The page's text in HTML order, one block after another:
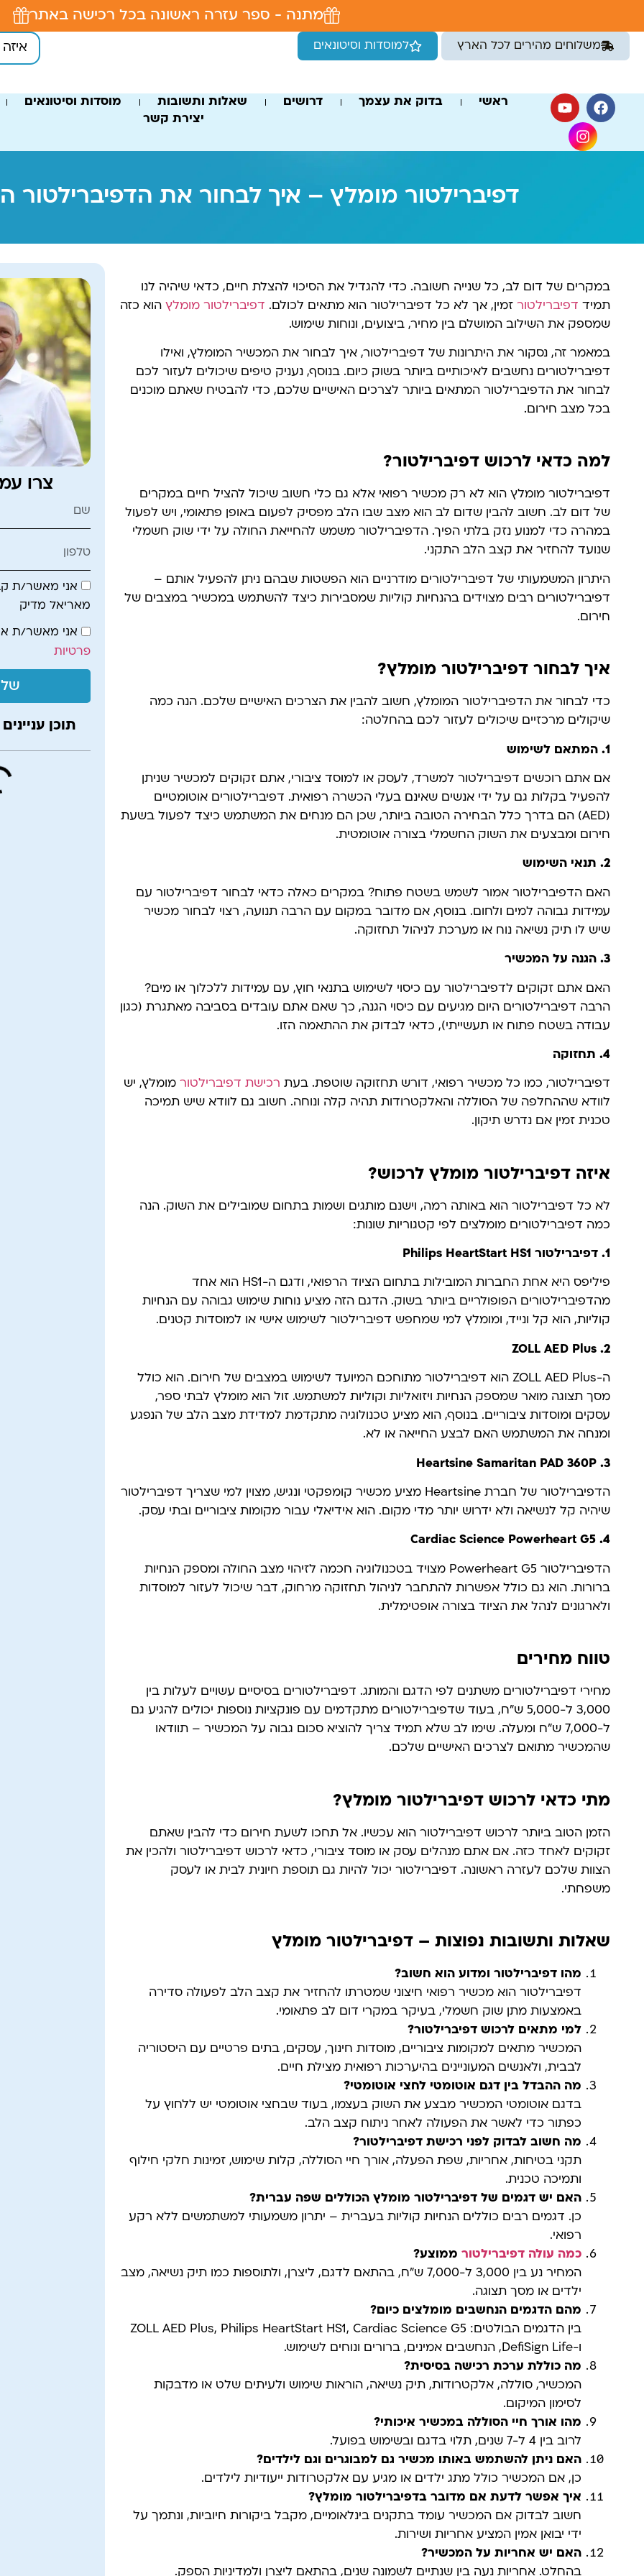
מתנה - ספר עזרה ראשונה בכל רכישה באתר
משלוחים מהירים לכל הארץ למוסדות וסיטונאים
ראשי בדוק את עצמך דרושים שאלות ותשובות
מוסדות וסיטונאים
יצירת קשר
דפיברילטור מומלץ – איך לבחור את הדפיברילטור
במקרים של דום לב, כל שנייה חשובה. כדי להגדיל את הסיכוי להצלת חיים, כדאי שיהיה לנו
תמיד דפיברילטור זמין, אך לא כל דפיברילטור הוא מתאים לכולם. דפיברילטור מומלץ הוא כזה
שמספק את השילוב המושלם בין מחיר, ביצועים, ונוחות שימוש.
במאמר זה, נסקור את היתרונות של דפיברילטור, איך לבחור את המכשיר המומלץ, ואילו
דפיברילטורים נחשבים לאיכותיים ביותר בשוק כיום. בנוסף, נעניק טיפים שיכולים לעזור לכם
לבחור את הדפיברילטור המתאים ביותר לצרכים האישיים שלכם, כדי להבטיח שאתם מוכנים
בכל מצב חירום.
למה כדאי לרכוש דפיברילטור?
דפיברילטור מומלץ הוא לא רק מכשיר רפואי אלא גם כלי חשוב שיכול להציל חיים במקרים
של דום לב. חשוב להבין שדום לב הוא מצב שבו הלב מפסיק לפעום באופן פתאומי, ויש לפעול
במהרה כדי למנוע נזק בלתי הפיך. הדפיברילטור משמש להחייאת החולה על ידי שוק חשמלי
שנועד להחזיר את קצב הלב התקני.
היתרון המשמעותי של דפיברילטורים מודרניים הוא הפשטות שבהם ניתן להפעיל אותם –
דפיברילטורים רבים מצוידים בהנחיות קוליות שמסבירות כיצד להשתמש במכשיר במצבים של
חירום.
איך לבחור דפיברילטור מומלץ?
כדי לבחור את הדפיברילטור המומלץ, חשוב להבין את הצרכים האישיים שלכם. הנה כמה
שיקולים מרכזיים שיכולים לעזור לכם בהחלטה:
1. המתאם לשימוש
אם אתם רוכשים דפיברילטור למשרד, לעסק או למוסד ציבורי, אתם זקוקים למכשיר שניתן
להפעיל בקלות גם על ידי אנשים שאינם בעלי הכשרה רפואית. דפיברילטורים אוטומטיים
(AED) הם בדרך כלל הבחירה הטובה ביותר, שכן הם מנחים את המשתמש כיצד לפעול בשעת
חירום ומבצעים את השוק החשמלי בצורה אוטומטית.
2. תנאי השימוש
האם הדפיברילטור אמור לשמש בשטח פתוח? במקרים כאלה כדאי לבחור דפיברילטור עם
עמידות גבוהה למים ולחום. בנוסף, אם מדובר במקום עם הרבה תנועה, רצוי לבחור מכשיר
שיש לו תיק נשיאה נוח או מערכת לניהול תחזוקה.
3. הגנה על המכשיר
האם אתם זקוקים לדפיברילטור עם כיסוי לשימוש בתנאי חוץ, עם עמידות ללכלוך או מים?
הרבה דפיברילטורים היום מגיעים עם כיסוי הגנה, כך שאם אתם עובדים בסביבה מאתגרת (כגון
עבודה בשטח פתוח או תעשייתי), כדאי לבדוק את ההתאמה הזו.
4. תחזוקה
דפיברילטור, כמו כל מכשיר רפואי, דורש תחזוקה שוטפת. בעת רכישת דפיברילטור מומלץ, יש
לוודא שההחלפה של הסוללה והאלקטרודות תהיה קלה ונוחה. חשוב גם לוודא שיש תמיכה
טכנית זמין אם נדרש תיקון.
איזה דפיברילטור מומלץ לרכוש?
לא כל דפיברילטור הוא באותה רמה, וישנם מותגים ושמות בתחום שמובילים את השוק. הנה
כמה דפיברילטורים מומלצים לפי קטגוריות שונות:
1. דפיברילטור
פיליפס היא אחת החברות המובילות בתחום הציוד הרפואי, ודגם ה-HS1 הוא אחד
מהדפיברילטורים הפופולריים ביותר בשוק. הדגם הזה מציע נוחות שימוש גבוהה עם הנחיות
קוליות, הוא קל ונייד, ומומלץ למי שמחפש דפיברילטור לשימוש אישי או למוסדות קטנים.
2. ZOLL AED Plus
ה-ZOLL AED Plus הוא דפיברילטור מתוחכם המיועד לשימוש במצבים של חירום. הוא כולל
מסך תצוגה מואר שמספק הנחיות ויזואליות וקוליות למשתמש. זול הוא מומלץ לבתי ספר,
עסקים ומוסדות ציבוריים. בנוסף, הוא מציע טכנולוגיה מתקדמת למדידת מצב הלב של הנפגע
ומנחה את המשתמש האם לבצע החייאה או לא.
3. Heartsine Samaritan PAD 360P
הדפיברילטור של חברת Heartsine מציע מכשיר קומפקטי ונגיש, מצוין למי שצריך דפיברילטור
שיהיה קל לנשיאה ולא ידרוש יותר מדי מקום. הוא אידיאלי עבור מקומות ציבוריים ובתי עסק.
4. Cardiac Science Powerheart G5
הדפיברילטור Powerheart G5 מצויד בטכנולוגיה חכמה לזיהוי מצב החולה ומספק הנחיות
ברורות. הוא גם כולל אפשרות להתחבר לניהול תחזוקה מרחוק, דבר שיכול לעזור למוסדות
ולארגונים לנהל את הציוד בצורה אופטימלית.
טווח מחירים
מחירי דפיברילטורים משתנים לפי הדגם והמותג. דפיברילטורים בסיסיים עשויים לעלות בין
3,000 ל-5,000 ש"ח, בעוד שדפיברילטורים מתקדמים עם פונקציות נוספות יכולים להגיע גם
ל-7,000 ש"ח ומעלה. שימו לב שלא תמיד צריך להוציא סכום גבוה על המכשיר – תוודאו
שהמכשיר מתואם לצרכים האישיים שלכם.
מתי כדאי לרכוש דפיברילטור מומלץ?
הזמן הטוב ביותר לרכוש דפיברילטור הוא עכשיו. אל תחכו לשעת חירום כדי להבין שאתם
זקוקים לאחד כזה. אם אתם מנהלים עסק או מוסד ציבורי, כדאי לרכוש דפיברילטור ולהכין את
הצוות שלכם לעזרה ראשונה. דפיברילטור יכול להיות גם תוספת חיונית לבית או לעסק
משפחתי.
שאלות ותשובות נפוצות – דפיברילטור מומלץ
מהו דפיברילטור ומדוע הוא חשוב?
דפיברילטור הוא מכשיר רפואי חיצוני שמטרתו להחזיר את קצב הלב לפעולה סדירה
באמצעות מתן שוק חשמלי, בעיקר במקרי דום לב פתאומי.
למי מתאים לרכוש דפיברילטור?
המכשיר מתאים למקומות ציבוריים, מוסדות חינוך, עסקים, בתים פרטיים עם היסטוריה
לבבית, ולאנשים המעוניינים בהיערכות רפואית מצילת חיים.
מה ההבדל בין דגם אוטומטי לחצי אוטומטי?
בדגם אוטומטי המכשיר מבצע את השוק בעצמו, בעוד שבחצי אוטומטי יש ללחוץ על
כפתור כדי לאשר את הפעולה לאחר ניתוח קצב הלב.
מה חשוב לבדוק לפני רכישת דפיברילטור?
תקני בטיחות, אחריות, שפת הפעלה, אורך חיי הסוללה, קלות שימוש, זמינות חלקי חילוף
ותמיכה טכנית.
האם יש דגמים של דפיברילטור מומלץ הכוללים שפה עברית?
כן. דגמים רבים כוללים הנחיות קוליות בעברית – יתרון משמעותי למשתמשים ללא רקע
רפואי.
כמה עולה דפיברילטור ממוצע?
המחיר נע בין 3,000 ל-7,000 ש"ח, בהתאם לדגם, ליצרן, ולתוספות כמו תיק נשיאה, מצב
ילדים או מסך תצוגה.
מהם הדגמים הנחשבים מומלצים כיום?
בין הדגמים הבולטים: ZOLL AED Plus, Philips HeartStart HS1, Cardiac Science G5
ו-DefiSign Life, הנחשבים אמינים, ברורים ונוחים לשימוש.
מה כוללת ערכת רכישה בסיסית?
המכשיר, סוללה, אלקטרודות, תיק נשיאה, הוראות שימוש ולעיתים שלט או מדבקות
לסימון המיקום.
מהו אורך חיי הסוללה במכשיר איכותי?
לרוב בין 4 ל-7 שנים, תלוי בדגם ובשימוש בפועל.
האם ניתן להשתמש באותו מכשיר גם למבוגרים וגם לילדים?
כן, אם המכשיר כולל מתג ילדים או מגיע עם אלקטרודות ייעודיות לילדים.
איך אפשר לדעת אם מדובר בדפיברילטור מומלץ?
חשוב לבדוק אם המכשיר עומד בתקנים בינלאומיים, מקבל ביקורות חיוביות, ונתמך על
ידי יבואן אמין המציע אחריות ושירות.
האם יש אחריות על המכשיר?
בהחלט. אחריות נעה בין שנתיים לשמונה שנים, בהתאם ליצרן ולמדיניות הספק.
צרו
אני מאשר/ת
מאריאל מדיק
אני מאשר/ת
פרטיות
תוכן עניינים